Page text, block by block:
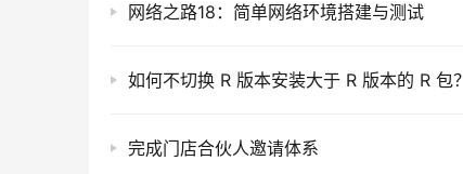
网络之路18：简单网络环境搭建与测试
如何不切换 R 版本安装大于 R 版本的 R 包？
完成门店合伙人邀请体系